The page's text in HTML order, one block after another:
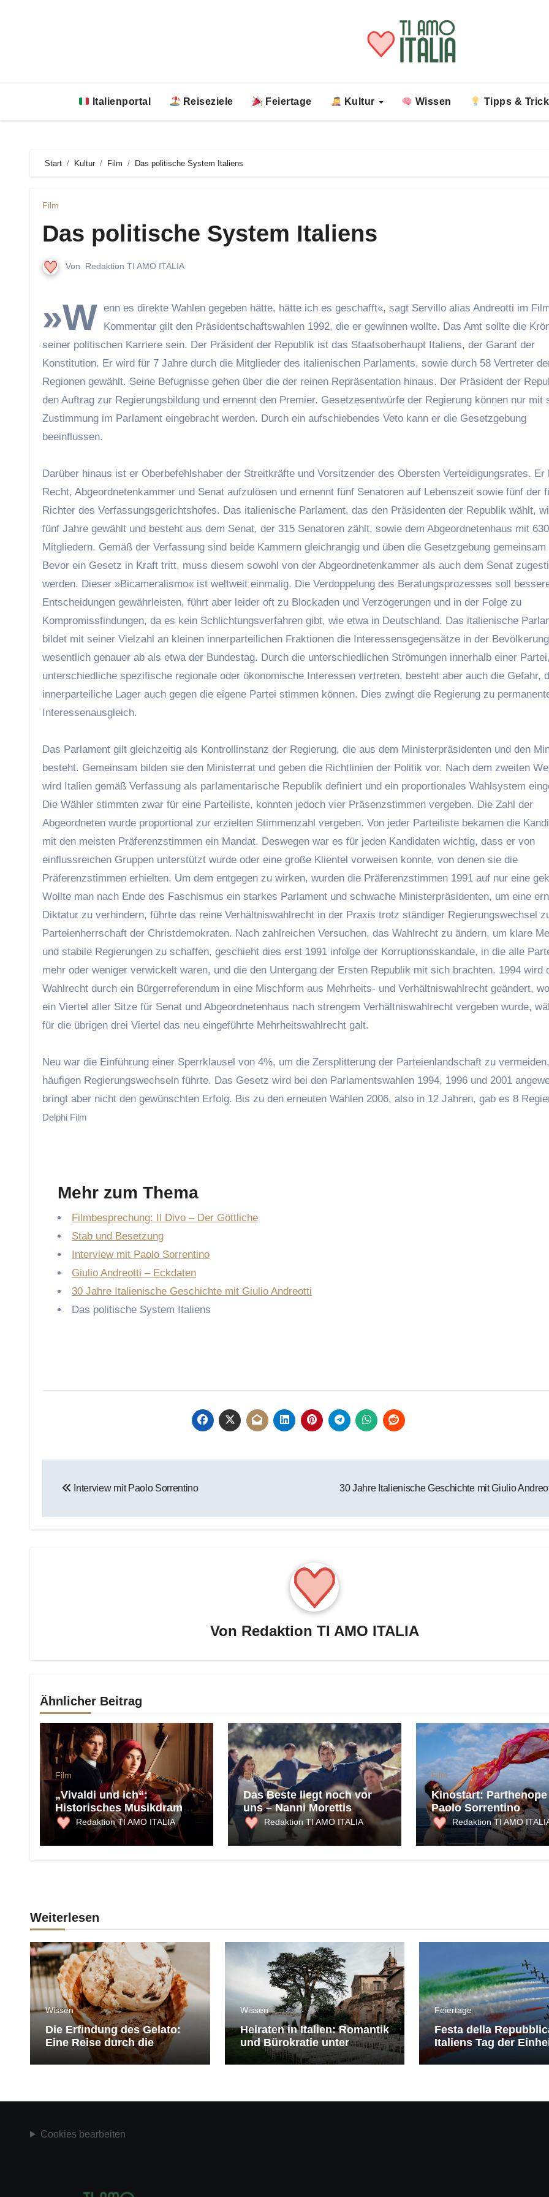
Italienportal Reiseziele Feiertage Kultur Wissen Tipps &
Start Kultur Film Das politische System Italiens
Film
Das politische System Italiens
Von Redaktion TI AMO ITALIA
»W enn es direkte Wahlen gegeben hätte, hätte ich es geschafft«, sagt Servillo alias Andreotti im
Kommentar gilt den Präsidentschaftswahlen 1992, die er gewinnen wollte. Das Amt sollte die
seiner politischen Karriere sein. Der Präsident der Republik ist das Staatsoberhaupt Italiens, der Garant der
Konstitution. Er wird für 7 Jahre durch die Mitglieder des italienischen Parlaments, sowie durch 58 Vertreter
Regionen gewählt. Seine Befugnisse gehen über die der reinen Repräsentation hinaus. Der Präsident der
den Auftrag zur Regierungsbildung und ernennt den Premier. Gesetzesentwürfe der Regierung können nur mit
Zustimmung im Parlament eingebracht werden. Durch ein aufschiebendes Veto kann er die Gesetzgebung
beeinflussen.
Darüber hinaus ist er Oberbefehlshaber der Streitkräfte und Vorsitzender des Obersten Verteidigungsrates. Er
Recht, Abgeordnetenkammer und Senat aufzulösen und ernennt fünf Senatoren auf Lebenszeit sowie fünf der
Richter des Verfassungsgerichtshofes. Das italienische Parlament, das den Präsidenten der Republik wählt,
fünf Jahre gewählt und besteht aus dem Senat, der 315 Senatoren zählt, sowie dem Abgeordnetenhaus mit 630
Mitgliedern. Gemäß der Verfassung sind beide Kammern gleichrangig und üben die Gesetzgebung gemeinsam
Bevor ein Gesetz in Kraft tritt, muss diesem sowohl von der Abgeordnetenkammer als auch dem Senat
werden. Dieser »Bicameralismo« ist weltweit einmalig. Die Verdoppelung des Beratungsprozesses soll
Entscheidungen gewährleisten, führt aber leider oft zu Blockaden und Verzögerungen und in der Folge zu
Kompromissfindungen, da es kein Schlichtungsverfahren gibt, wie etwa in Deutschland. Das italienische
bildet mit seiner Vielzahl an kleinen innerparteilichen Fraktionen die Interessensgegensätze in der Bevölkerung
wesentlich genauer ab als etwa der Bundestag. Durch die unterschiedlichen Strömungen innerhalb einer
unterschiedliche spezifische regionale oder ökonomische Interessen vertreten, besteht aber auch die Gefahr,
innerparteiliche Lager auch gegen die eigene Partei stimmen können. Dies zwingt die Regierung zu
Interessenausgleich.
Das Parlament gilt gleichzeitig als Kontrollinstanz der Regierung, die aus dem Ministerpräsidenten und den
besteht. Gemeinsam bilden sie den Ministerrat und geben die Richtlinien der Politik vor. Nach dem zweiten
wird Italien gemäß Verfassung als parlamentarische Republik definiert und ein proportionales Wahlsystem
Die Wähler stimmten zwar für eine Parteiliste, konnten jedoch vier Präsenzstimmen vergeben. Die Zahl der
Abgeordneten wurde proportional zur erzielten Stimmenzahl vergeben. Von jeder Parteiliste bekamen die
mit den meisten Präferenzstimmen ein Mandat. Deswegen war es für jeden Kandidaten wichtig, dass er von
einflussreichen Gruppen unterstützt wurde oder eine große Klientel vorweisen konnte, von denen sie die
Präferenzstimmen erhielten. Um dem entgegen zu wirken, wurden die Präferenzstimmen 1991 auf nur eine
Wollte man nach Ende des Faschismus ein starkes Parlament und schwache Ministerpräsidenten, um eine
Diktatur zu verhindern, führte das reine Verhältniswahlrecht in der Praxis trotz ständiger Regierungswechsel
Parteienherrschaft der Christdemokraten. Nach zahlreichen Versuchen, das Wahlrecht zu ändern, um klare
und stabile Regierungen zu schaffen, geschieht dies erst 1991 infolge der Korruptionsskandale, in die alle
mehr oder weniger verwickelt waren, und die den Untergang der Ersten Republik mit sich brachten. 1994 wird
Wahlrecht durch ein Bürgerreferendum in eine Mischform aus Mehrheits- und Verhältniswahlrecht geändert,
ein Viertel aller Sitze für Senat und Abgeordnetenhaus nach strengem Verhältniswahlrecht vergeben wurde,
für die übrigen drei Viertel das neu eingeführte Mehrheitswahlrecht galt.
Neu war die Einführung einer Sperrklausel von 4%, um die Zersplitterung der Parteienlandschaft zu
häufigen Regierungswechseln führte. Das Gesetz wird bei den Parlamentswahlen 1994, 1996 und 2001
bringt aber nicht den gewünschten Erfolg. Bis zu den erneuten Wahlen 2006, also in 12 Jahren, gab es 8
Delphi Film
Mehr zum Thema
Filmbesprechung: Il Divo – Der Göttliche
Stab und Besetzung
Interview mit Paolo Sorrentino
Giulio Andreotti – Eckdaten
30 Jahre Italienische Geschichte mit Giulio Andreotti
Das politische System Italiens
Interview mit Paolo Sorrentino 30 Jahre Italienische Geschichte mit Giulio
Von Redaktion TI AMO ITALIA
Ähnlicher Beitrag
Film
„Vivaldi und ich“:
Historisches Musikdrama
über Freiheit, Talent und
die Macht der Musik
Redaktion TI AMO ITALIA
Film
Das Beste liegt noch vor
uns – Nanni Morettis
Liebeserklärung an Kino,
Italien und die Möglichkeit
des Glücks
Redaktion TI AMO ITALIA
Film
Kinostart:
Paolo Sorrentino
Redaktion TI AMO
Weiterlesen
Wissen
Die Erfindung des Gelato:
Eine Reise durch die
Geschichte der Eiscreme
Wissen
Heiraten in Italien: Romantik
und Bürokratie unter
mediterranem Himmel
Feiertage
Festa della
Italiens Tag der
Freiheit
Cookies bearbeiten